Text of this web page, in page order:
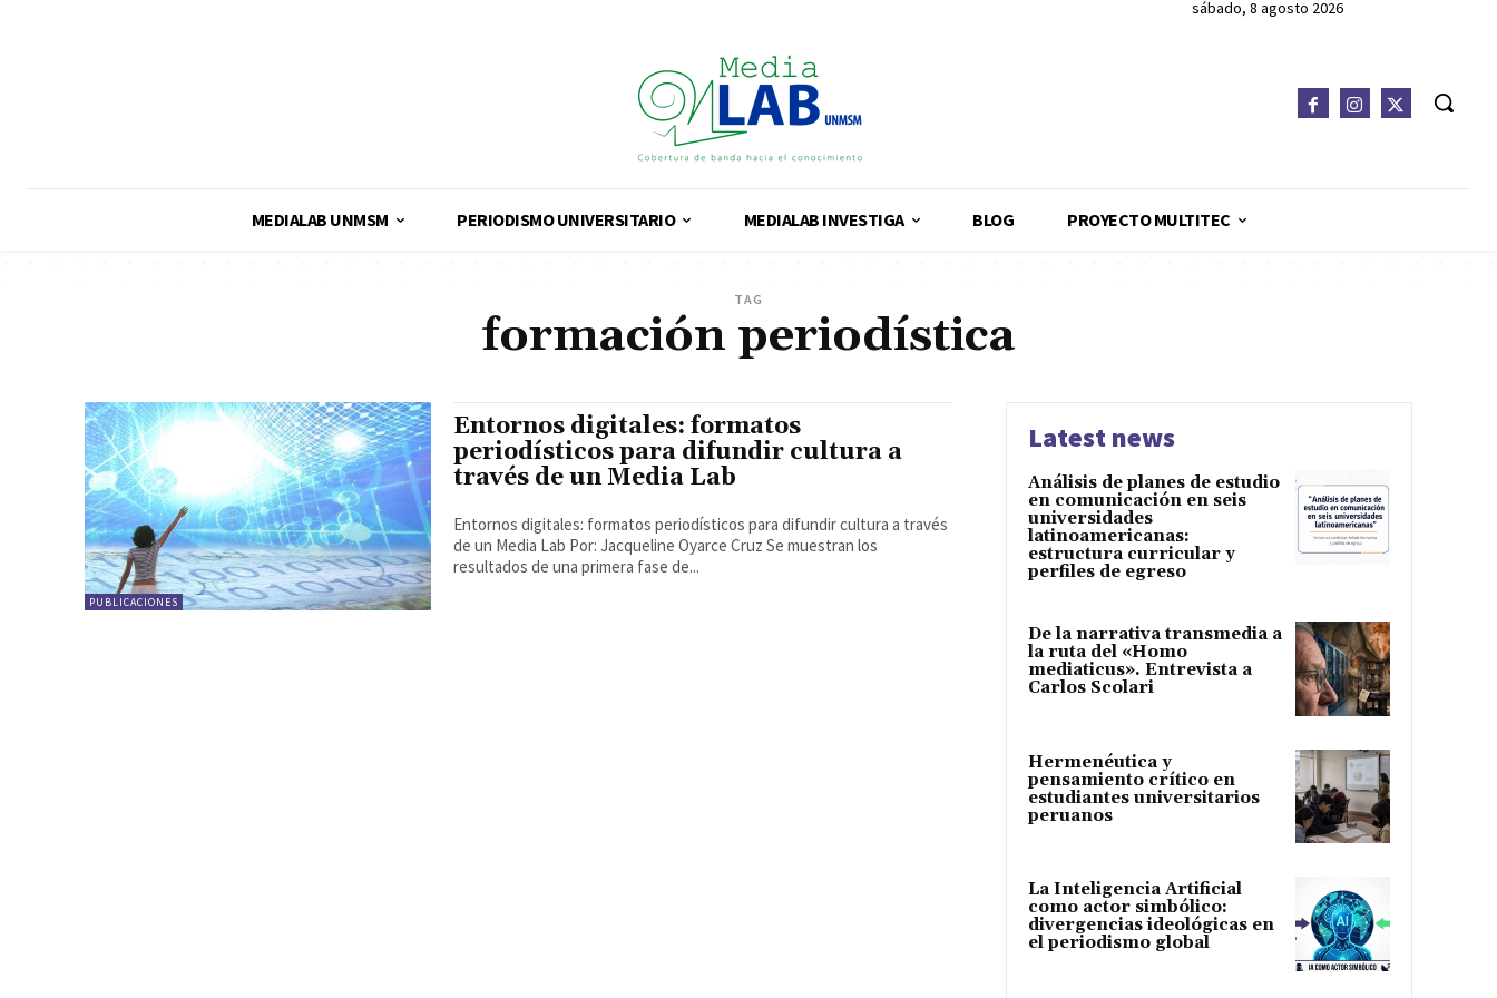
sábado, 8 agosto 2026
MEDIALAB UNMSM PERIODISMO UNIVERSITARIO MEDIALAB INVESTIGA BLOG PROYECTO MULTITEC
TAG
formación periodística
PUBLICACIONES
Entornos digitales: formatos
periodísticos para difundir cultura a
través de un Media Lab
Entornos digitales: formatos periodísticos para difundir cultura a través
de un Media Lab Por: Jacqueline Oyarce Cruz Se muestran los
resultados de una primera fase de...
Latest news
Análisis de planes de estudio
en comunicación en seis
universidades
latinoamericanas:
estructura curricular y
perfiles de egreso
De la narrativa transmedia a
la ruta del «Homo
mediaticus». Entrevista a
Carlos Scolari
Hermenéutica y
pensamiento crítico en
estudiantes universitarios
peruanos
La Inteligencia Artificial
como actor simbólico:
divergencias ideológicas en
el periodismo global